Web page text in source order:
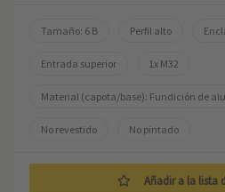
Tamaño: 6 B Perfil alto
Entrada superior 1x M32
Material (capota/base): Fundición de
No revestido No pintado
Añadir a la lista